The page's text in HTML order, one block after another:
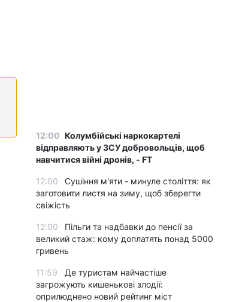
12:00 Колумбійські наркокартелі
відправляють у ЗСУ добровольців, щоб
навчитися війні дронів, - FT
12:00
Сушіння м'яти - минуле століття: як
заготовити листя на зиму, щоб зберегти
свіжість
12:00
Пільги та надбавки до пенсії за
великий стаж: кому доплатять понад 5000
гривень
11:59
Де туристам найчастіше
загрожують кишенькові злодії:
оприлюднено новий рейтинг міст